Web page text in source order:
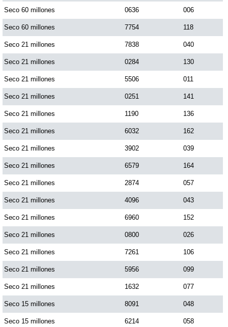
Fantástica Noche
Motilon Tarde
Motilon Noche
Paisita Día
Paisita Noche
Paisita 3
Pick 3 Día
Pick 3 Noche
Pick 4 Día
Pick 4 Noche
Seco 60 millones 0636 006
Seco 60 millones 7754 118
Seco 21 millones 7838 040
Seco 21 millones 0284 130
Seco 21 millones 5506 011
Seco 21 millones 0251 141
Seco 21 millones 1190 136
Seco 21 millones 6032 162
Seco 21 millones 3902 039
Seco 21 millones 6579 164
Seco 21 millones 2874 057
Seco 21 millones 4096 043
Seco 21 millones 6960 152
Seco 21 millones 0800 026
Seco 21 millones 7261 106
Seco 21 millones 5956 099
Seco 21 millones 1632 077
Seco 15 millones 8091 048
Seco 15 millones 6214 058